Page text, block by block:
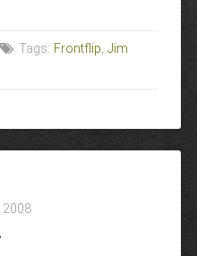
Tags: Frontflip, Jim